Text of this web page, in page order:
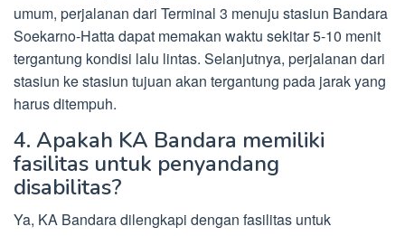
umum, perjalanan dari Terminal 3 menuju stasiun Bandara
Soekarno-Hatta dapat memakan waktu sekitar 5-10 menit
tergantung kondisi lalu lintas. Selanjutnya, perjalanan dari
stasiun ke stasiun tujuan akan tergantung pada jarak yang
harus ditempuh.
4. Apakah KA Bandara memiliki
fasilitas untuk penyandang
disabilitas?
Ya, KA Bandara dilengkapi dengan fasilitas untuk